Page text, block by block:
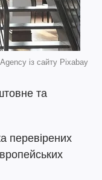
із сайту Pixabay
та
перевірених